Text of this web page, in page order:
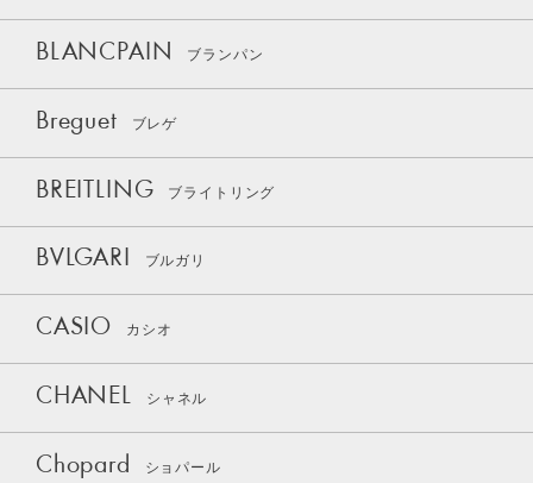
BLANCPAIN ブランパン
Breguet ブレゲ
BREITLING ブライトリング
BVLGARI ブルガリ
CASIO カシオ
CHANEL シャネル
Chopard ショパール